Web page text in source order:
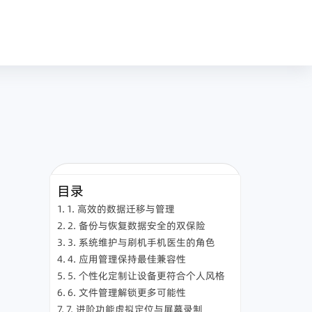
目录
1. 高效的数据迁移与管理
2. 备份与恢复数据安全的双保险
3. 系统维护与刷机手机医生的角色
4. 应用管理保持最佳兼容性
5. 个性化定制让设备更符合个人风格
6. 文件管理解锁更多可能性
7. 进阶功能虚拟定位与屏幕录制